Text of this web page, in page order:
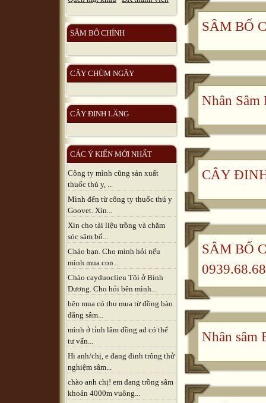
SÂM BÔ CHÍNH
CÂY CHÙM NGÂY
CÂY ĐINH LĂNG
CÁC Ý KIẾN MỚI NHẤT
Công ty mình cũng sản xuất
thuốc thú y, ...
Mình đến từ công ty thuốc thú y
Goovet. Xin...
Xin cho tài liệu trồng và chăm
sóc sâm bố...
Cháo bạn. Cho mình hỏi nếu
mình mua con...
Chào cayduoclieu Tôi ở Bình
Dương. Cho hỏi bên mình...
bên mua có thu mua từ đồng bào
đẳng sâm...
mình ở tỉnh lâm đồng ad có thể
tư vấn...
Hi anh/chị, e đang đinh trông thử
nghiệm sâm...
chào anh chị! em đang trồng sâm
khoản 4000m vuông...
SÂM BỐ
Nhân Sâm
CÂY
SÂM BỐ
Nhân sâm